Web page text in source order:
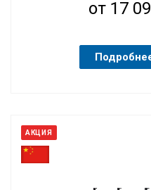
от 17
АКЦИЯ